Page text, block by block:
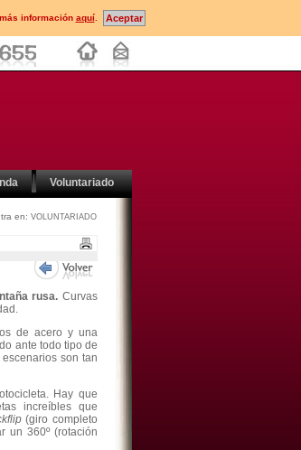
información aquí.
Voluntariado
en: VOLUNTARIADO
rusa. Curvas
de acero y una
ante todo tipo de
son tan
Hay que
increíbles que
(giro completo
un 360º (rotación